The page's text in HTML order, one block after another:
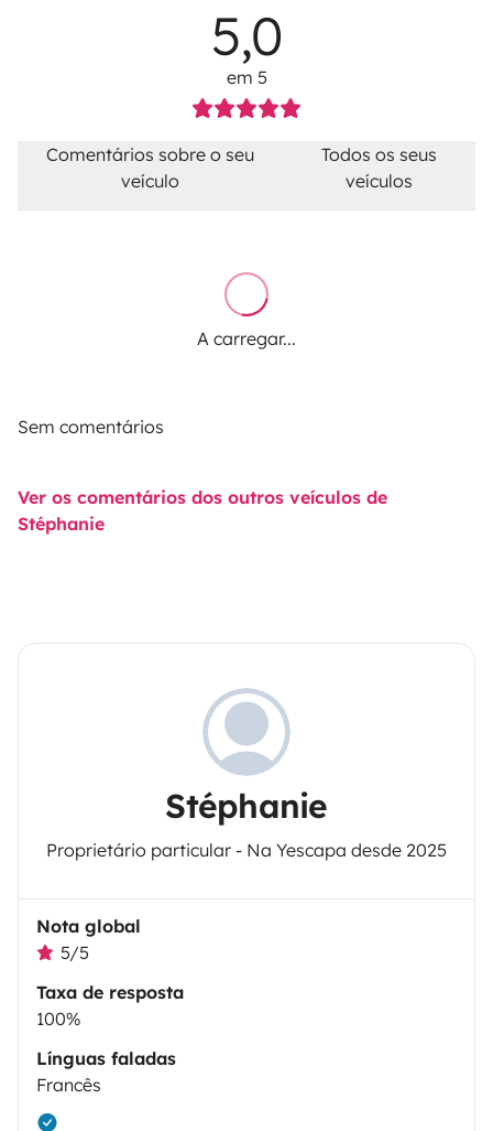
5,0
em 5
Comentários sobre o seu
veículo
Todos os seus
veículos
A carregar...
Sem comentários
Ver os comentários dos outros veículos de
Stéphanie
Stéphanie
Proprietário particular - Na Yescapa desde 2025
Nota global
5/5
Taxa de resposta
100%
Línguas faladas
Francês